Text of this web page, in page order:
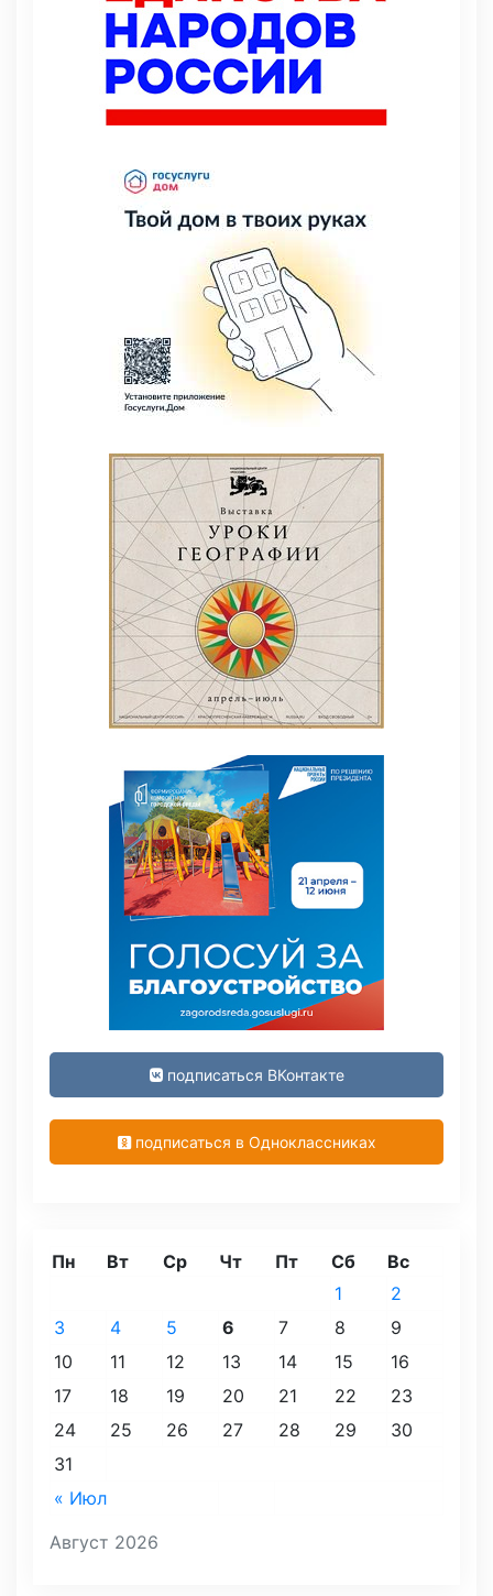
подписаться ВКонтакте
подписаться в Одноклассниках
Август 2026
Пн Вт Ср Чт Пт Сб Вс
« Июл
1
2
3
4 5 6 7 8
9
10
11 12 13 14 15
16
17
18 19 20 21 22
23
24
25 26 27 28 29
30
31